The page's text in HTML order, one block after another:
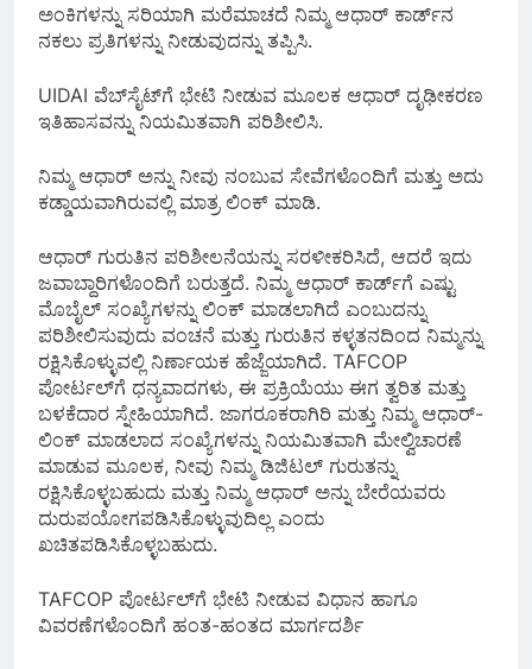
ಅಂಕಿಗಳನ್ನು ಸರಿಯಾಗಿ ಮರೆಮಾಚದೆ ನಿಮ್ಮ ಆಧಾರ್ ಕಾರ್ಡ್‌ನ
ನಕಲು ಪ್ರತಿಗಳನ್ನು ನೀಡುವುದನ್ನು ತಪ್ಪಿಸಿ.
UIDAI ವೆಬ್‌ಸೈಟ್‌ಗೆ ಭೇಟಿ ನೀಡುವ ಮೂಲಕ ಆಧಾರ್ ದೃಢೀಕರಣ
ಇತಿಹಾಸವನ್ನು ನಿಯಮಿತವಾಗಿ ಪರಿಶೀಲಿಸಿ.
ನಿಮ್ಮ ಆಧಾರ್ ಅನ್ನು ನೀವು ನಂಬುವ ಸೇವೆಗಳೊಂದಿಗೆ ಮತ್ತು ಅದು
ಕಡ್ಡಾಯವಾಗಿರುವಲ್ಲಿ ಮಾತ್ರ ಲಿಂಕ್ ಮಾಡಿ.
ಆಧಾರ್ ಗುರುತಿನ ಪರಿಶೀಲನೆಯನ್ನು ಸರಳೀಕರಿಸಿದೆ, ಆದರೆ ಇದು
ಜವಾಬ್ದಾರಿಗಳೊಂದಿಗೆ ಬರುತ್ತದೆ. ನಿಮ್ಮ ಆಧಾರ್ ಕಾರ್ಡ್‌ಗೆ ಎಷ್ಟು
ಮೊಬೈಲ್ ಸಂಖ್ಯೆಗಳನ್ನು ಲಿಂಕ್ ಮಾಡಲಾಗಿದೆ ಎಂಬುದನ್ನು
ಪರಿಶೀಲಿಸುವುದು ವಂಚನೆ ಮತ್ತು ಗುರುತಿನ ಕಳ್ಳತನದಿಂದ ನಿಮ್ಮನ್ನು
ರಕ್ಷಿಸಿಕೊಳ್ಳುವಲ್ಲಿ ನಿರ್ಣಾಯಕ ಹೆಜ್ಜೆಯಾಗಿದೆ. TAFCOP
ಪೋರ್ಟಲ್‌ಗೆ ಧನ್ಯವಾದಗಳು, ಈ ಪ್ರಕ್ರಿಯೆಯು ಈಗ ತ್ವರಿತ ಮತ್ತು
ಬಳಕೆದಾರ ಸ್ನೇಹಿಯಾಗಿದೆ. ಜಾಗರೂಕರಾಗಿರಿ ಮತ್ತು ನಿಮ್ಮ ಆಧಾರ್-
ಲಿಂಕ್ ಮಾಡಲಾದ ಸಂಖ್ಯೆಗಳನ್ನು ನಿಯಮಿತವಾಗಿ ಮೇಲ್ವಿಚಾರಣೆ
ಮಾಡುವ ಮೂಲಕ, ನೀವು ನಿಮ್ಮ ಡಿಜಿಟಲ್ ಗುರುತನ್ನು
ರಕ್ಷಿಸಿಕೊಳ್ಳಬಹುದು ಮತ್ತು ನಿಮ್ಮ ಆಧಾರ್ ಅನ್ನು ಬೇರೆಯವರು
ದುರುಪಯೋಗಪಡಿಸಿಕೊಳ್ಳುವುದಿಲ್ಲ ಎಂದು
ಖಚಿತಪಡಿಸಿಕೊಳ್ಳಬಹುದು.
TAFCOP ಪೋರ್ಟಲ್‌ಗೆ ಭೇಟಿ ನೀಡುವ ವಿಧಾನ ಹಾಗೂ
ವಿವರಣೆಗಳೊಂದಿಗೆ ಹಂತ-ಹಂತದ ಮಾರ್ಗದರ್ಶಿ